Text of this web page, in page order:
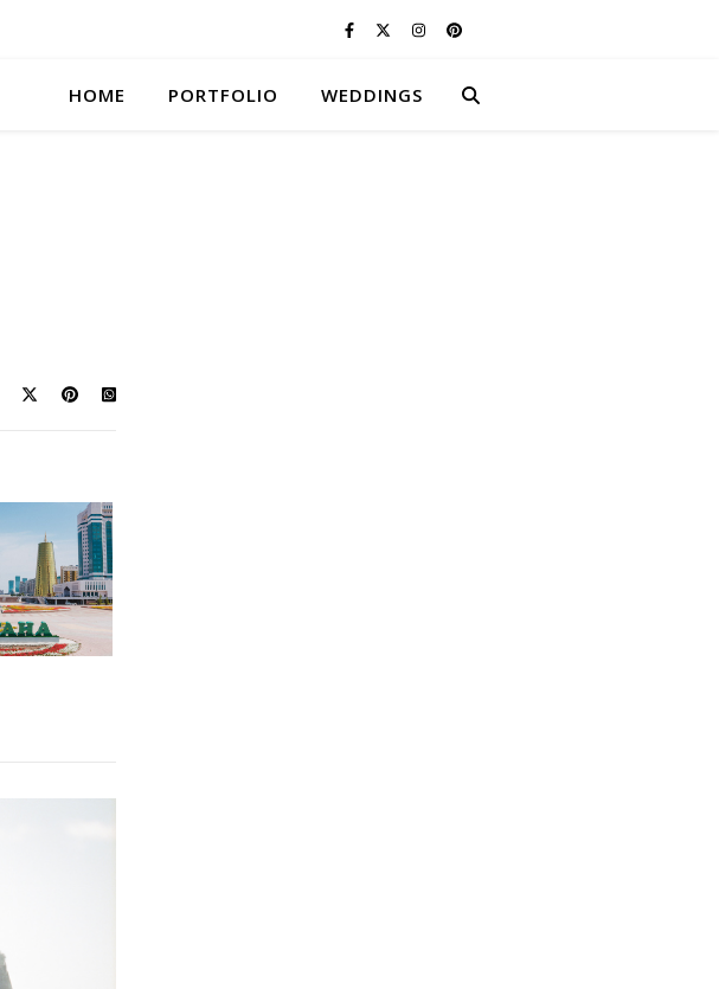
HOME PORTFOLIO WEDDINGS